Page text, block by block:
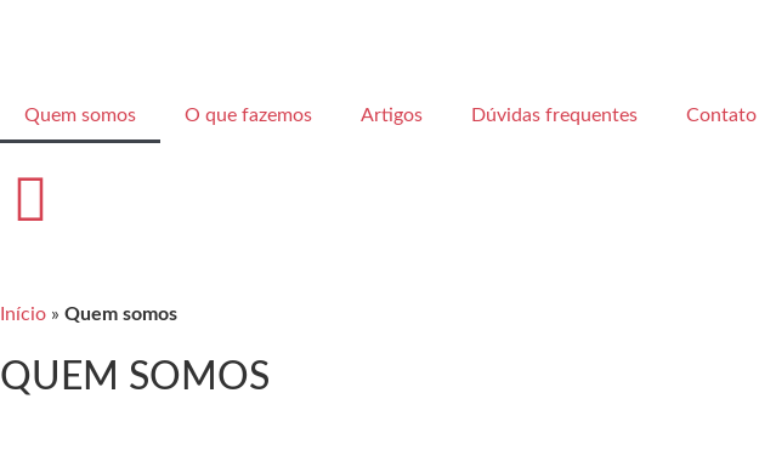
Quem somos O que fazemos Artigos Dúvidas frequentes Contato
Início » Quem somos
QUEM SOMOS